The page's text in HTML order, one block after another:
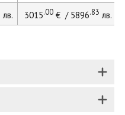
лв. 3015.00€ / 5896.83 лв.